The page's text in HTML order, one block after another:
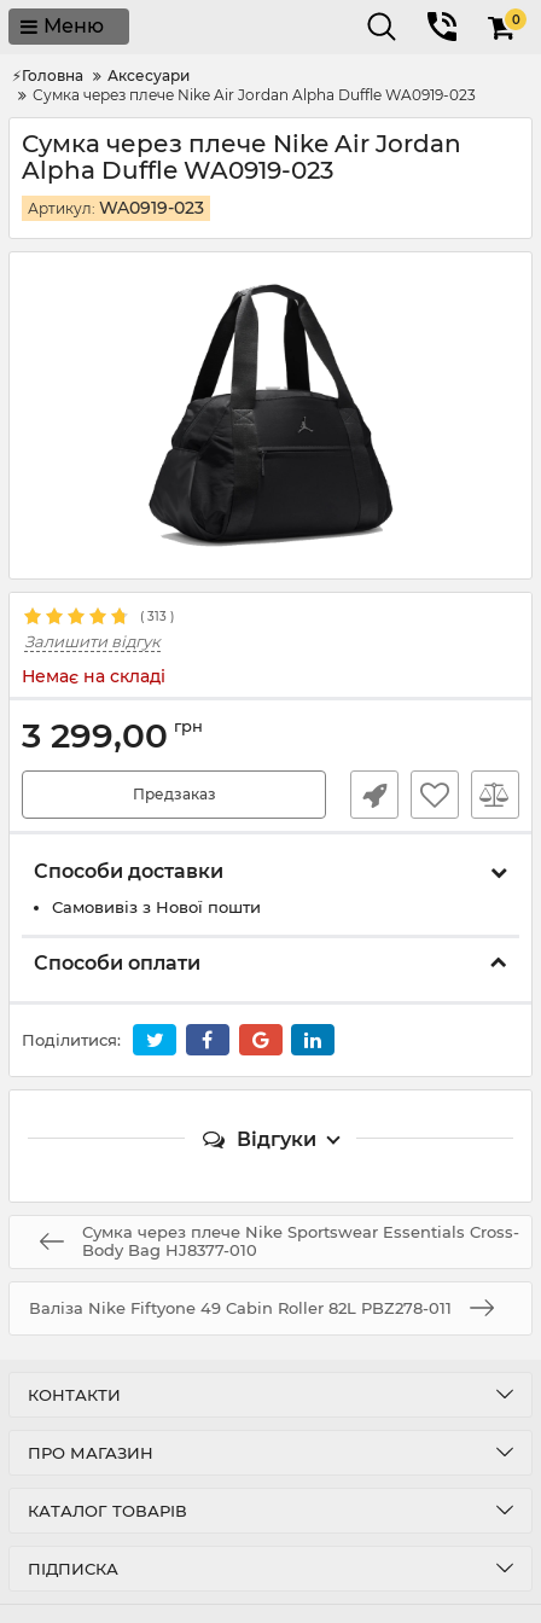
Меню 0
⚡Головна
Аксесуари
Сумка через плече Nike Air Jordan Alpha Duffle WA0919-023
Сумка через плече Nike Air Jordan
Alpha Duffle WA0919-023
Артикул: WA0919-023
( 313 )
Залишити відгук
Немає на складі
3 299,00 грн
Предзаказ
Способи доставки
Самовивіз з Нової пошти
Способи оплати
Поділитися:
Відгуки
Сумка через плече Nike Sportswear Essentials Cross-
Body Bag HJ8377-010
Валіза Nike Fiftyone 49 Cabin Roller 82L PBZ278-011
КОНТАКТИ
ПРО МАГАЗИН
КАТАЛОГ ТОВАРІВ
ПІДПИСКА